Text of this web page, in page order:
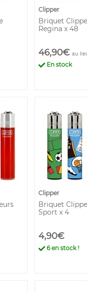
Clipper
Briquet
Regina x 48
46,90€ au
En stock
Clipper
Briquet
Sport x 4
4,90€
6en stock !